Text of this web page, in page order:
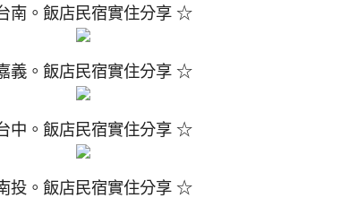
南。飯店民宿實住分享 ☆
義。飯店民宿實住分享 ☆
中。飯店民宿實住分享 ☆
投。飯店民宿實住分享 ☆